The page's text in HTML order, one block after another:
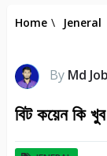
Home \ Jeneral
By Md
বিট কয়েন কি